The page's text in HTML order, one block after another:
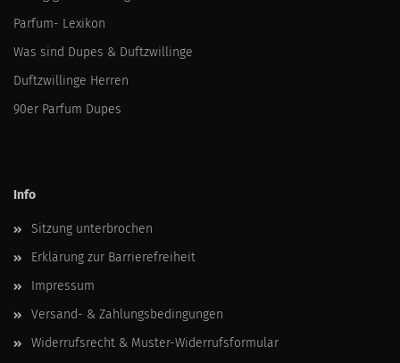
Parfum- Lexikon
Was sind Dupes & Duftzwillinge
Duftzwillinge Herren
90er Parfum Dupes
Info
Sitzung unterbrochen
Erklärung zur Barrierefreiheit
Impressum
Versand- & Zahlungsbedingungen
Widerrufsrecht & Muster-Widerrufsformular